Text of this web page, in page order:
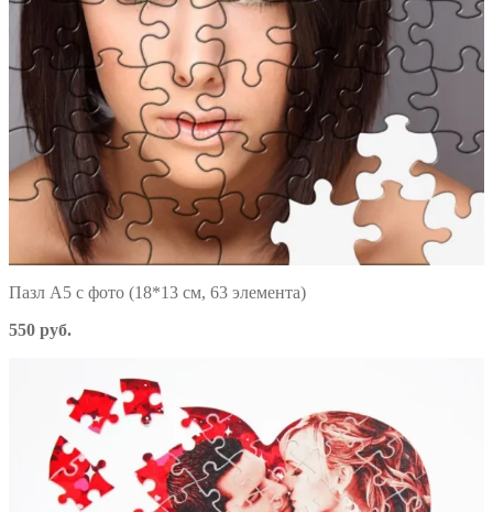
Пазл А5 с фото (18*13 см, 63 элемента)
550 руб.